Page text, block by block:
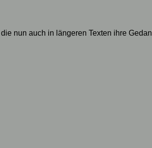
nun auch in längeren Texten ihre